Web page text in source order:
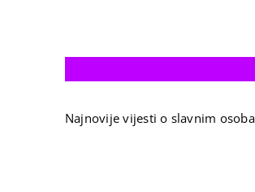
Najnovije vijesti o slavnim